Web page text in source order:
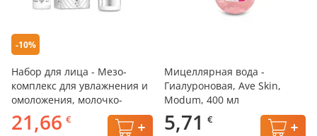
-10%
Набор для лица - Мезо-
комплекс для увлажнения и
омоложения, молочко-
эмульсия + эликсир-
активатор, Eveline
21,66 €
Мицеллярная вода -
Гиалуроновая, Ave Skin,
Modum, 400 мл
5,71 €